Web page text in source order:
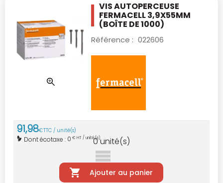
VIS AUTOPERCEUSE
FERMACELL 3,9X55MM
(BOÎTE DE 1000)
Référence : 022606
91,98€TTC / unité(s)
Dont écotaxe : 0 € HT / unité(s)
0unité(s)
Ajouter au panier